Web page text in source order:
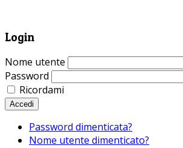
Login
Nome utente
Password
Ricordami
Accedi
Password dimenticata?
Nome utente dimenticato?